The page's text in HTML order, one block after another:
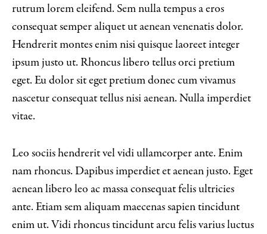
rutrum lorem eleifend. Sem nulla tempus a eros
consequat semper aliquet ut aenean venenatis dolor.
Hendrerit montes enim nisi quisque laoreet integer
ipsum justo ut. Rhoncus libero tellus orci pretium
eget. Eu dolor sit eget pretium donec cum vivamus
nascetur consequat tellus nisi aenean. Nulla imperdiet
vitae.
Leo sociis hendrerit vel vidi ullamcorper ante. Enim
nam rhoncus. Dapibus imperdiet et aenean justo. Eget
aenean libero leo ac massa consequat felis ultricies
ante. Etiam sem aliquam maecenas sapien tincidunt
enim ut. Vidi rhoncus tincidunt arcu felis varius luctus